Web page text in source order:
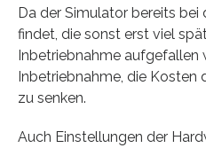
Da der Simulator bereits bei
findet, die sonst erst viel
Inbetriebnahme aufgefallen
Inbetriebnahme, die Kosten
zu senken.
Auch Einstellungen der